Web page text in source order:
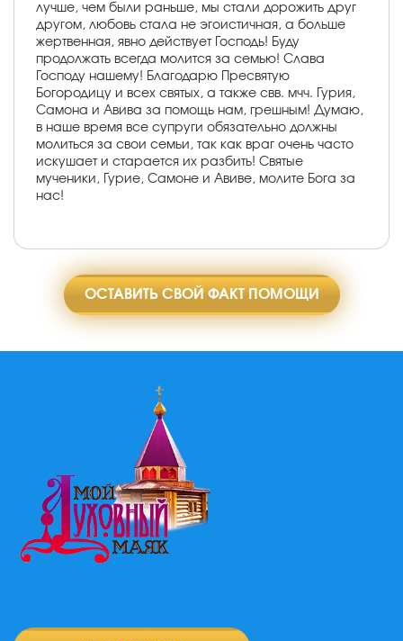
лучше, чем были раньше, мы стали дорожить друг
другом, любовь стала не эгоистичная, а больше
жертвенная, явно действует Господь! Буду
продолжать всегда молится за семью! Слава
Господу нашему! Благодарю Пресвятую
Богородицу и всех святых, а также свв. мчч. Гурия,
Самона и Авива за помощь нам, грешным! Думаю,
в наше время все супруги обязательно должны
молиться за свои семьи, так как враг очень часто
искушает и старается их разбить! Святые
мученики, Гурие, Самоне и Авиве, молите Бога за
нас!
ОСТАВИТЬ СВОЙ ФАКТ ПОМОЩИ